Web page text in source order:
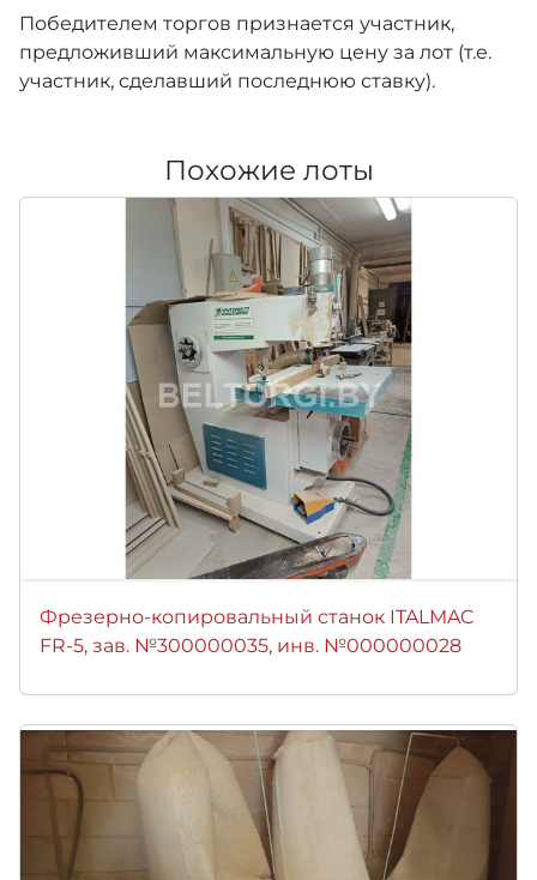
Победителем торгов признается участник,
предложивший максимальную цену за лот (т.е.
участник, сделавший последнюю ставку).
Похожие лоты
Фрезерно-копировальный станок ITALMAC
FR-5, зав. №300000035, инв. №000000028